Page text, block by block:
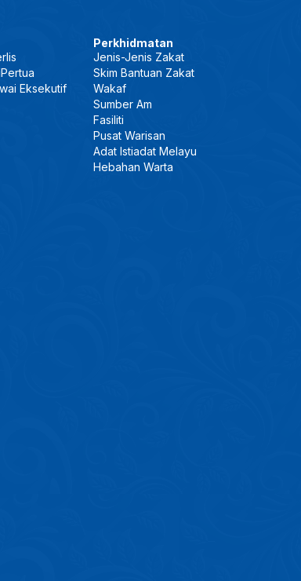
Eksekutif
Perkhidmatan
Jenis-Jenis Zakat
Skim Bantuan Zakat
Wakaf
Sumber Am
Fasiliti
Pusat Warisan
Adat Istiadat Melayu
Hebahan Warta